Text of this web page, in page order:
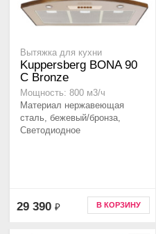
Вытяжка для кухни
Kuppersberg BONA 90
C Bronze
Мощность: 800 м3/ч
Материал нержавеющая
сталь, бежевый/бронза,
Светодиодное
29 390 ₽ В КОРЗИНУ